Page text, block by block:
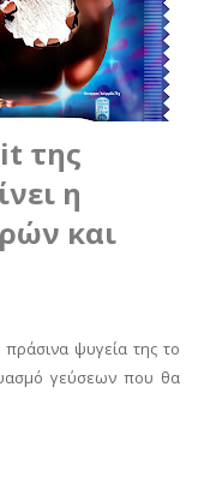
της
η
και
ψυγεία της το
γεύσεων που θα